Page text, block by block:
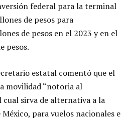
federal para la terminal
de pesos para
de pesos en el 2023 y en el
pesos.
estatal comentó que el
movilidad “notoria al
cual sirva de alternativa a la
para vuelos nacionales e